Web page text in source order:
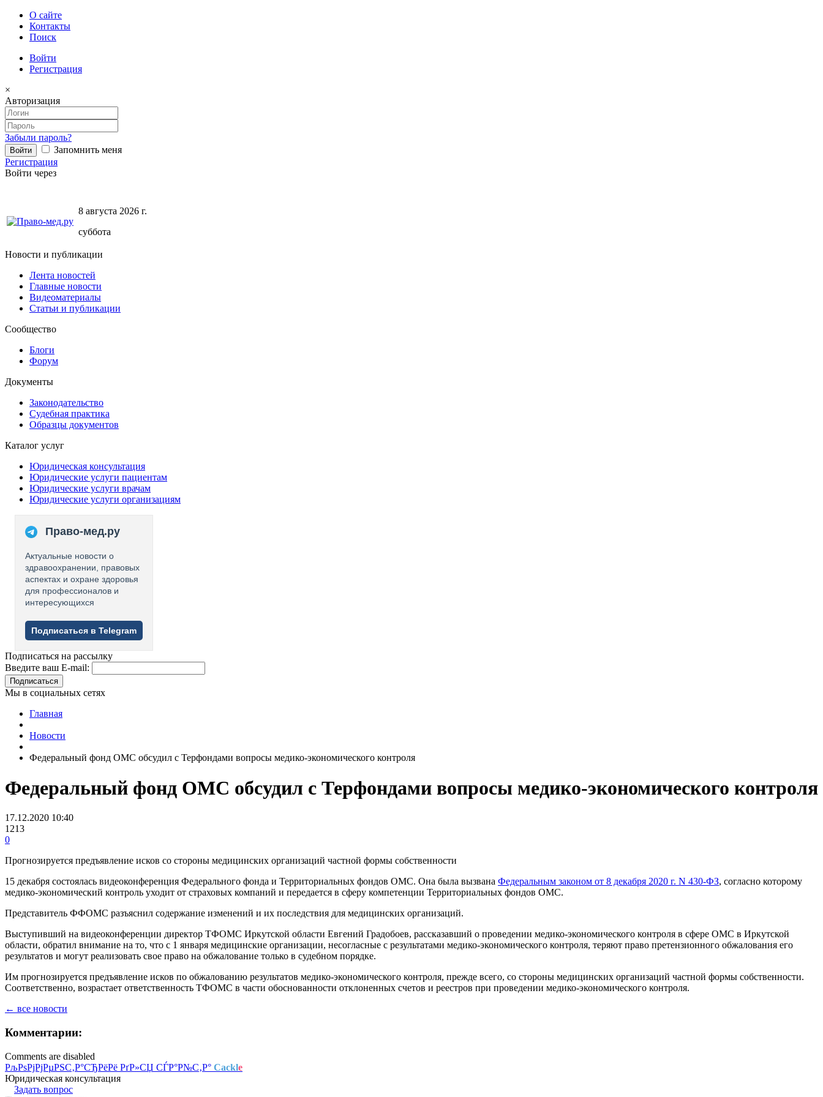
О сайте
Контакты
Поиск
Войти
Регистрация
×
Авторизация
Забыли пароль?
Запомнить меня
Регистрация
Войти через
8 августа 2026 г.
суббота
Новости и публикации
Лента новостей
Главные новости
Видеоматериалы
Статьи и публикации
Сообщество
Блоги
Форум
Документы
Законодательство
Судебная практика
Образцы документов
Каталог услуг
Юридическая консультация
Юридические услуги пациентам
Юридические услуги врачам
Юридические услуги организациям
Право-мед.ру
Актуальные новости о
здравоохранении, правовых
аспектах и охране здоровья
для профессионалов и
интересующихся
Подписаться в Telegram
Подписаться на рассылку
Введите ваш E-mail:
Подписаться
Мы в социальных сетях
Главная
Новости
Федеральный фонд ОМС обсудил с Терфондами вопросы медико-экономического контроля
Федеральный фонд ОМС обсудил с Терфондами вопросы медико-экономического контроля
17.12.2020 10:40
1213
0
Прогнозируется предъявление исков со стороны медицинских организаций частной формы собственности
15 декабря состоялась видеоконференция Федерального фонда и Территориальных фондов ОМС. Она была вызвана Федеральным законом от 8 декабря 2020 г. N 430-ФЗ, согласно которому
медико-экономический контроль уходит от страховых компаний и передается в сферу компетенции Территориальных фондов ОМС.
Представитель ФФОМС разъяснил содержание изменений и их последствия для медицинских организаций.
Выступивший на видеоконференции директор ТФОМС Иркутской области Евгений Градобоев, рассказавший о проведении медико-экономического контроля в сфере ОМС в Иркутской
области, обратил внимание на то, что с 1 января медицинские организации, несогласные с результатами медико-экономического контроля, теряют право претензионного обжалования его
результатов и могут реализовать свое право на обжалование только в судебном порядке.
Им прогнозируется предъявление исков по обжалованию результатов медико-экономического контроля, прежде всего, со стороны медицинских организаций частной формы собственности.
Соответственно, возрастает ответственность ТФОМС в части обоснованности отклоненных счетов и реестров при проведении медико-экономического контроля.
← все новости
Комментарии:
Comments are disabled
РљРѕРјРјРµРЅС‚Р°СЂРёРё РґР»СЏ СЃР°Р№С‚Р° Cackle
Юридическая консультация
Задать вопрос